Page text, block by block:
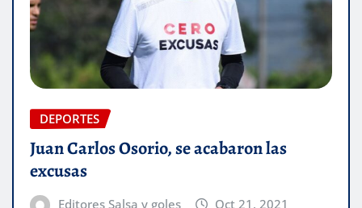
DEPORTES
Juan Carlos Osorio, se acabaron las
excusas
Editores Salsa y goles Oct 21, 2021